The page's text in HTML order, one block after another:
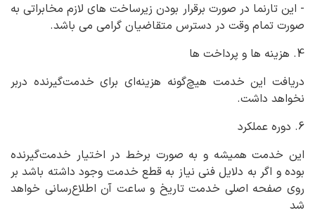
- این تارنما در صورت برقرار بودن زیرساخت های لازم مخابراتی به
صورت تمام وقت در دسترس متقاضیان گرامی می باشد.
4. هزینه ها و پرداخت ها
دریافت این خدمت هیچ‌گونه هزینه‌ای برای خدمت‌گیرنده دربر
نخواهد داشت.
6. دوره عملکرد
این خدمت همیشه و به صورت برخط در اختیار خدمت‌گیرنده
بوده و اگر به دلایل فنی نیاز به قطع خدمت وجود داشته باشد بر
روی صفحه اصلی خدمت تاریخ و ساعت آن اطلاع‌رسانی خواهد
شد